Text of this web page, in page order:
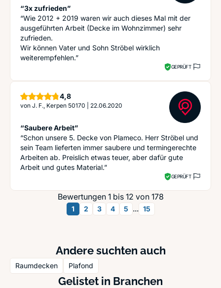
“3x zufrieden”
“Wie 2012 + 2019 waren wir auch dieses Mal mit der
ausgeführten Arbeit (Decke im Wohnzimmer) sehr
zufrieden.
Wir können Vater und Sohn Ströbel wirklich
weiterempfehlen.”
GEPRÜFT
4,8Sterne
von J. F., Kerpen 50170 22.06.2020
“Saubere Arbeit”
“Schon unsere 5. Decke von Plameco. Herr Ströbel und
sein Team lieferten immer saubere und termingerechte
Arbeiten ab. Preislich etwas teuer, aber dafür gute
Arbeit und gutes Material.”
GEPRÜFT
Bewertungen 1 bis 12 von 178
1 2 3 4 5 ... 15
Andere suchten auch
Raumdecken Plafond
Gelistet in Branchen